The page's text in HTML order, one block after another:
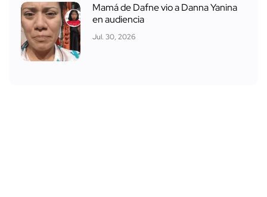
Mamá de Dafne vio a Danna Yanina
en audiencia
Jul. 30, 2026